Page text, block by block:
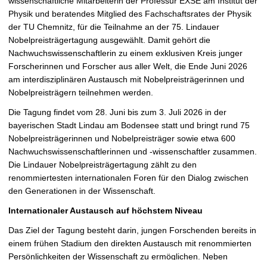
ö
ß
Physik und beratendes Mitglied des Fachschaftsrates der Physik
der TU Chemnitz, für die Teilnahme an der 75. Lindauer
Nobelpreisträgertagung ausgewählt. Damit gehört die
Nachwuchswissenschaftlerin zu einem exklusiven Kreis junger
Forscherinnen und Forscher aus aller Welt, die Ende Juni 2026
am interdisziplinären Austausch mit Nobelpreisträgerinnen und
Nobelpreisträgern teilnehmen werden.
Die Tagung findet vom 28. Juni bis zum 3. Juli 2026 in der
bayerischen Stadt Lindau am Bodensee statt und bringt rund 75
Nobelpreisträgerinnen und Nobelpreisträger sowie etwa 600
Nachwuchswissenschaftlerinnen und -wissenschaftler zusammen.
Die Lindauer Nobelpreisträgertagung zählt zu den
renommiertesten internationalen Foren für den Dialog zwischen
den Generationen in der Wissenschaft.
Internationaler Austausch auf höchstem Niveau
Das Ziel der Tagung besteht darin, jungen Forschenden bereits in
einem frühen Stadium den direkten Austausch mit renommierten
Persönlichkeiten der Wissenschaft zu ermöglichen. Neben